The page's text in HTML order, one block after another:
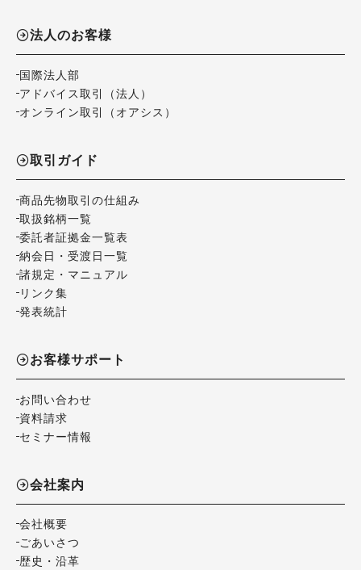
法人のお客様
国際法人部
アドバイス取引（法人）
オンライン取引（オアシス）
取引ガイド
商品先物取引の仕組み
取扱銘柄一覧
委託者証拠金一覧表
納会日・受渡日一覧
諸規定・マニュアル
リンク集
発表統計
お客様サポート
お問い合わせ
資料請求
セミナー情報
会社案内
会社概要
ごあいさつ
歴史・沿革